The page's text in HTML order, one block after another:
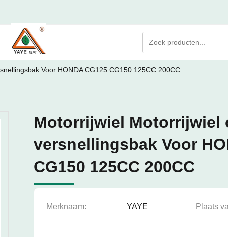
Voor HONDA CG125 CG150 125CC 200CC
Motorrijwiel Motorrijwiel
versnellingsbak Voor
CG150 125CC 200CC
Merknaam: YAYE Plaats